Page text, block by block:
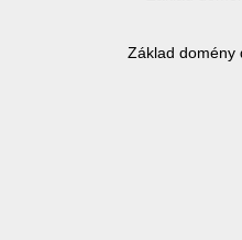
Základ domény